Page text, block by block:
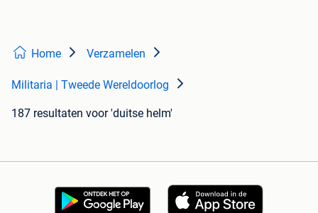
Home Verzamelen
Militaria | Tweede Wereldoorlog
187 resultaten voor 'duitse helm'